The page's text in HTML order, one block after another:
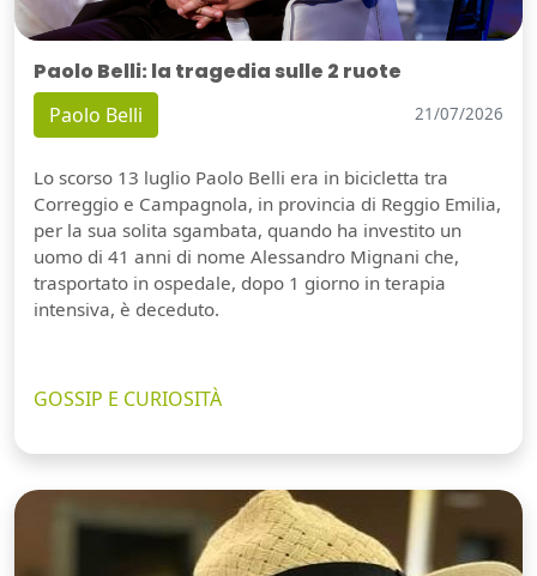
Paolo Belli: la tragedia sulle 2 ruote
Paolo Belli 21/07/2026
Lo scorso 13 luglio Paolo Belli era in bicicletta tra
Correggio e Campagnola, in provincia di Reggio Emilia,
per la sua solita sgambata, quando ha investito un
uomo di 41 anni di nome Alessandro Mignani che,
trasportato in ospedale, dopo 1 giorno in terapia
intensiva, è deceduto.
GOSSIP E CURIOSITÀ